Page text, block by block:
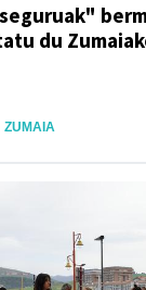
du
ZUMAIA